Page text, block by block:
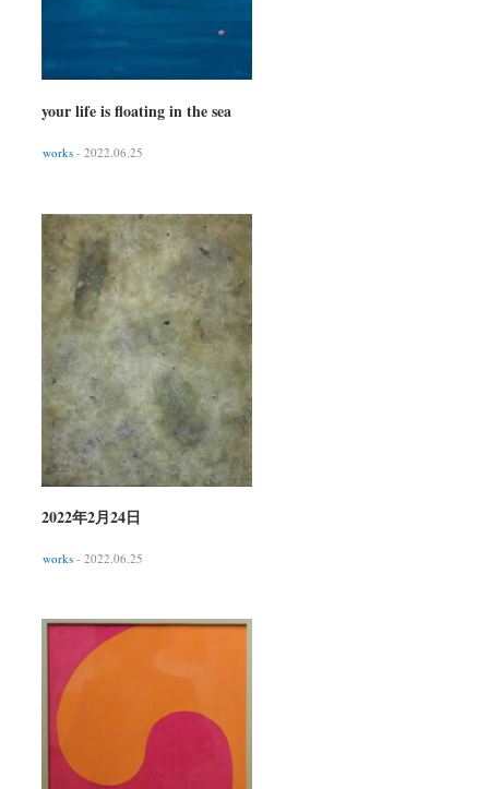
your life is floating in the sea
works - 2022.06.25
2022年2月24日
works - 2022.06.25